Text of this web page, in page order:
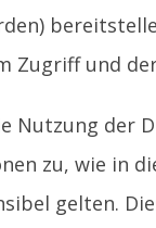
und
Nutzung der
zu, wie in
gelten.